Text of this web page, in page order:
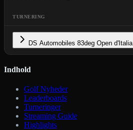
TURNERING
DS Automobiles 83deg Open d'Italia
Indhold
Golf Nyheder
Leaderboards
Turneringer
Streaming Guide
Highlights